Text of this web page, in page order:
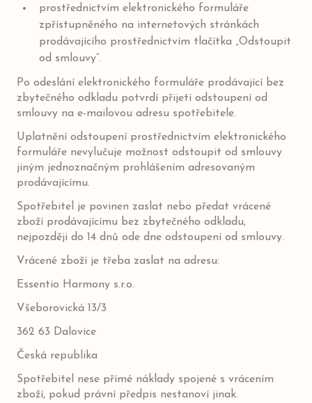
prostřednictvím elektronického formuláře
zpřístupněného na internetových stránkách
prodávajícího prostřednictvím tlačítka „Odstoupit
od smlouvy“.
Po odeslání elektronického formuláře prodávající bez
zbytečného odkladu potvrdí přijetí odstoupení od
smlouvy na e-mailovou adresu spotřebitele.
Uplatnění odstoupení prostřednictvím elektronického
formuláře nevylučuje možnost odstoupit od smlouvy
jiným jednoznačným prohlášením adresovaným
prodávajícímu.
Spotřebitel je povinen zaslat nebo předat vrácené
zboží prodávajícímu bez zbytečného odkladu,
nejpozději do 14 dnů ode dne odstoupení od smlouvy.
Vrácené zboží je třeba zaslat na adresu:
Essentio Harmony s.r.o.
Všeborovická 13/3
362 63 Dalovice
Česká republika
Spotřebitel nese přímé náklady spojené s vrácením
zboží, pokud právní předpis nestanoví jinak.